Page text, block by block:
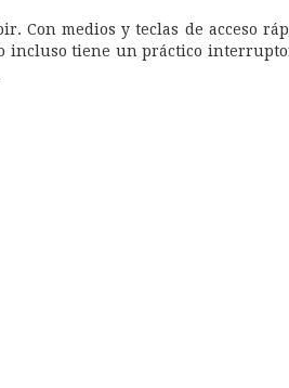
Con medios y teclas de acceso
incluso tiene un práctico